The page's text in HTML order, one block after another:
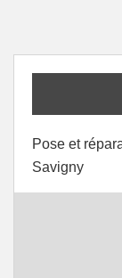
Pose et
Savigny